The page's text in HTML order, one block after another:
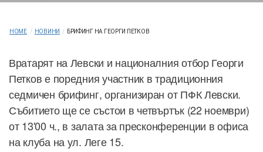
HOME / НОВИНИ / БРИФИНГ НА ГЕОРГИ ПЕТКОВ
Вратарят на Левски и националния отбор Георги
Петков е поредния участник в традиционния
седмичен брифинг, организиран от ПФК Левски.
Събитието ще се състои в четвъртък (22 ноември)
от 13'00 ч., в залата за пресконференции в офиса
на клуба на ул. Леге 15.